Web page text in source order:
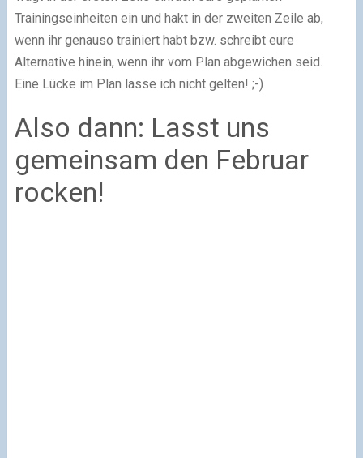
Trainingseinheiten ein und hakt in der zweiten Zeile ab,
wenn ihr genauso trainiert habt bzw. schreibt eure
Alternative hinein, wenn ihr vom Plan abgewichen seid.
Eine Lücke im Plan lasse ich nicht gelten! ;-)
Also dann: Lasst uns
gemeinsam den Februar
rocken!